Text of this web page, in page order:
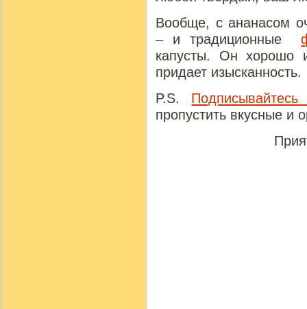
Вообще, с ананасом
– и традиционные
капусты. Он хорошо
придает изысканность.
P.S.
пропустить вкусные и